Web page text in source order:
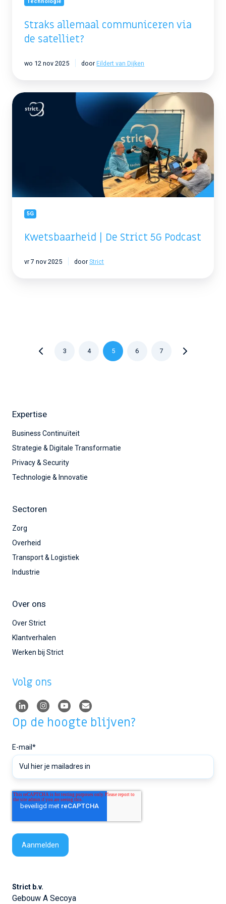
Straks allemaal communiceren via
de satelliet?
wo 12 nov 2025 doorEildert van Dijken
Kwetsbaarheid
5G
Kwetsbaarheid | De Strict 5G Podcast
vr 7 nov 2025 doorStrict
3 4 5 6 7
Expertise
Business Continuïteit
Strategie & Digitale Transformatie
Privacy & Security
Technologie & Innovatie
Sectoren
Zorg
Overheid
Transport & Logistiek
Industrie
Over ons
Over Strict
Klantverhalen
Werken bij Strict
Volg ons
Op de hoogte blijven?
E-mail *
Strict b.v.
Gebouw A Secoya